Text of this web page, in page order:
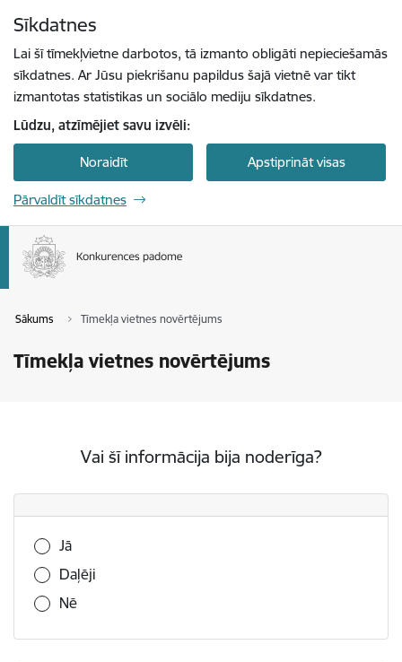
Sīkdatnes
Lai šī tīmekļvietne darbotos, tā izmanto obligāti nepieciešamās
sīkdatnes. Ar Jūsu piekrišanu papildus šajā vietnē var tikt
izmantotas statistikas un sociālo mediju sīkdatnes.
Lūdzu, atzīmējiet savu izvēli:
Noraidīt Apstiprināt visas
Pārvaldīt sīkdatnes
Sākums Tīmekļa vietnes novērtējums
Tīmekļa vietnes novērtējums
Vai šī informācija bija noderīga?
Vai šī informācija bija noderīga?
Jā
Daļēji
Nē